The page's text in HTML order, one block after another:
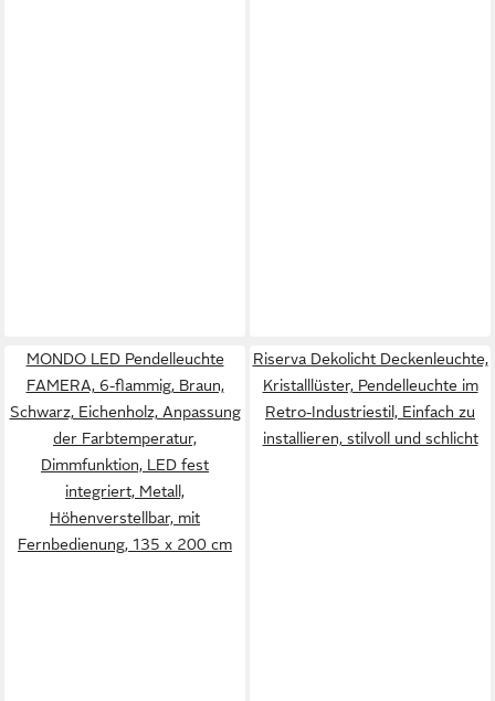
MONDO LED Pendelleuchte
FAMERA, 6-flammig, Braun,
Schwarz, Eichenholz, Anpassung
der Farbtemperatur,
Dimmfunktion, LED fest
integriert, Metall,
Höhenverstellbar, mit
Fernbedienung, 135 x 200 cm
Riserva Dekolicht Deckenleuchte,
Kristalllüster, Pendelleuchte im
Retro-Industriestil, Einfach zu
installieren, stilvoll und schlicht